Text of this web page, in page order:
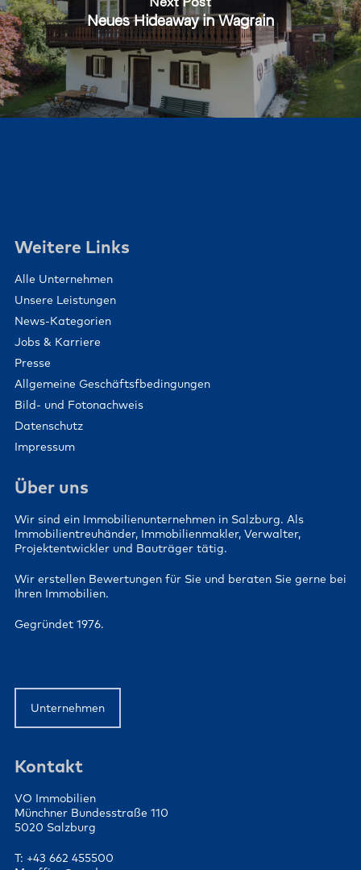
Neues Hideaway in Wagrain
Weitere Links
Alle Unternehmen
Unsere Leistungen
News-Kategorien
Jobs & Karriere
Presse
Allgemeine Geschäftsfbedingungen
Bild- und Fotonachweis
Datenschutz
Impressum
Über uns
Wir sind ein Immobilienunternehmen in Salzburg. Als
Immobilientreuhänder, Immobilienmakler, Verwalter,
Projektentwickler und Bauträger tätig.
Wir erstellen Bewertungen für Sie und beraten Sie gerne bei
Ihren Immobilien.
Gegründet 1976.
Unternehmen
Kontakt
VO Immobilien
Münchner Bundesstraße 110
5020 Salzburg
T: +43 662 455500